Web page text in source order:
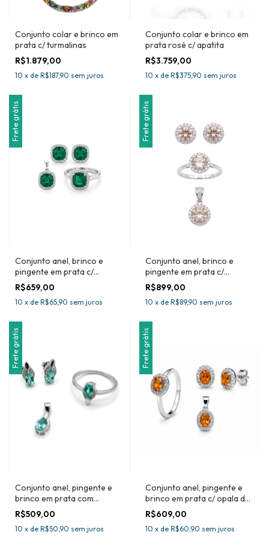
Conjunto colar e brinco em
prata c/ turmalinas
R$1.879,00
10 x de R$187,90 sem juros
Conjunto colar e brinco em
prata rosé c/ apatita
R$3.759,00
10 x de R$375,90 sem juros
Frete grátis
Conjunto anel, brinco e
pingente em prata c/
topázio verde
R$659,00
10 x de R$65,90 sem juros
Frete grátis
Conjunto anel, brinco e
pingente em prata c/
morganita
R$899,00
10 x de R$89,90 sem juros
Frete grátis
Conjunto anel, pingente e
brinco em prata com
apatitas
R$509,00
10 x de R$50,90 sem juros
Frete grátis
Conjunto anel, pingente e
brinco em prata c/ opala de
fogo
R$609,00
10 x de R$60,90 sem juros